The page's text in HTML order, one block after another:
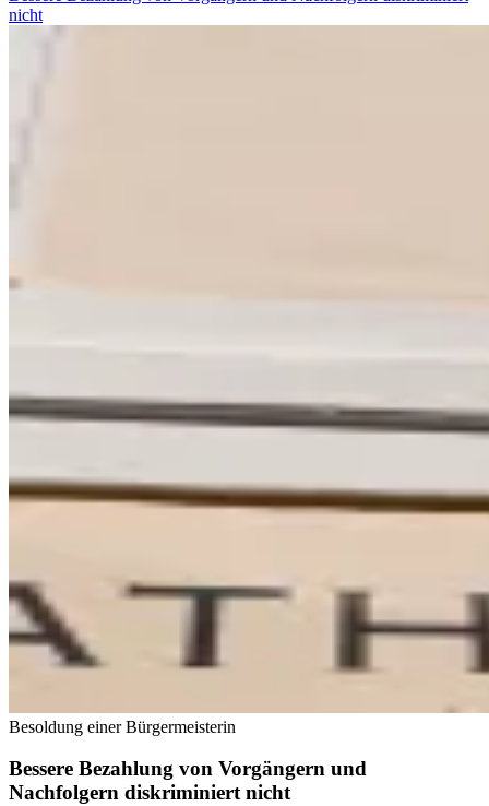
nicht
Besoldung einer Bürgermeisterin
Bessere Bezahlung von Vorgängern und
Nachfolgern diskriminiert nicht